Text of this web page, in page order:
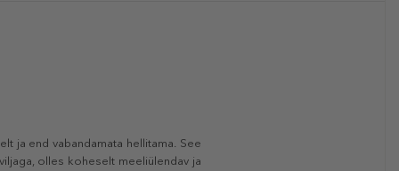
ja end vabandamata hellitama. See
olles koheselt meeliülendav ja